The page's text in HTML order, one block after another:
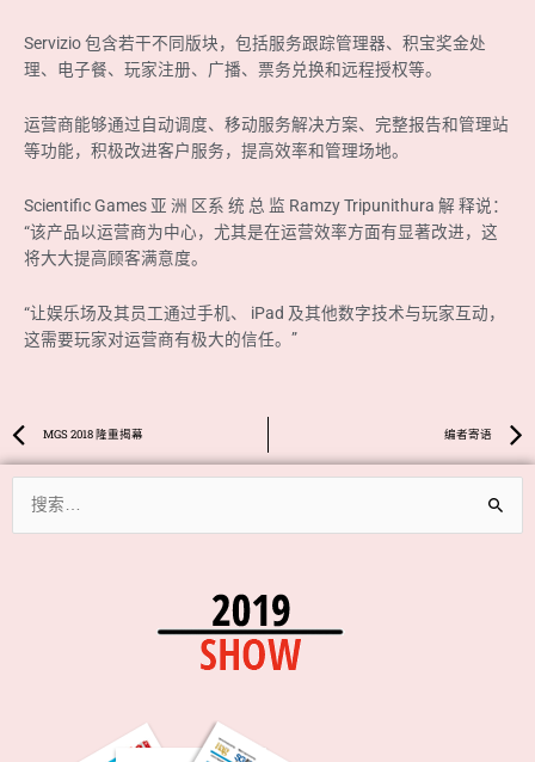
Servizio 包含若干不同版块，包括服务跟踪管理器、积宝奖金处
理、电子餐、玩家注册、广播、票务兑换和远程授权等。
运营商能够通过自动调度、移动服务解决方案、完整报告和管理站
等功能，积极改进客户服务，提高效率和管理场地。
Scientific Games 亚 洲 区系 统 总 监 Ramzy Tripunithura 解 释说：
“该产品以运营商为中心，尤其是在运营效率方面有显著改进，这
将大大提高顾客满意度。
“让娱乐场及其员工通过手机、 iPad 及其他数字技术与玩家互动，
这需要玩家对运营商有极大的信任。”
Prev
MGS 2018 隆重揭幕 编者寄语
索：